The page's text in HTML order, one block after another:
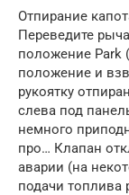
Отпирание
Переведите
положение Park
положение и
рукоятку
слева под
немного
про… Клапан
аварии (на
подачи